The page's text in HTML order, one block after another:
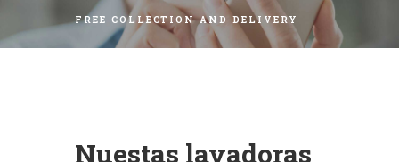
FREE COLLECTION AND DELIVERY
Nuestas lavadoras